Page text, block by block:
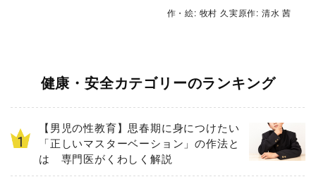
作・絵: 牧村 久実原作: 清水 茜
健康・安全カテゴリーのランキング
【男児の性教育】思春期に身につけたい
「正しいマスターベーション」の作法と
は 専門医がくわしく解説